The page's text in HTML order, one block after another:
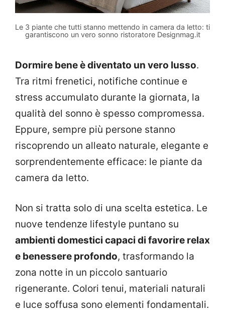
Le 3 piante che tutti stanno mettendo in camera da letto: ti
garantiscono un vero sonno ristoratore Designmag.it
Dormire bene è diventato un vero lusso.
Tra ritmi frenetici, notifiche continue e
stress accumulato durante la giornata, la
qualità del sonno è spesso compromessa.
Eppure, sempre più persone stanno
riscoprendo un alleato naturale, elegante e
sorprendentemente efficace: le piante da
camera da letto.
Non si tratta solo di una scelta estetica. Le
nuove tendenze lifestyle puntano su
ambienti domestici capaci di favorire relax
e benessere profondo, trasformando la
zona notte in un piccolo santuario
rigenerante. Colori tenui, materiali naturali
e luce soffusa sono elementi fondamentali.